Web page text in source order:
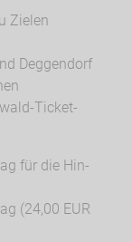
Zielen
Deggendorf
Ticket-
für die Hin-
(24,00 EUR